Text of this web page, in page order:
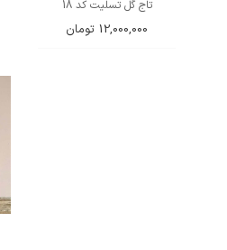
تاج گل تسلیت کد 18
12,000,000 تومان